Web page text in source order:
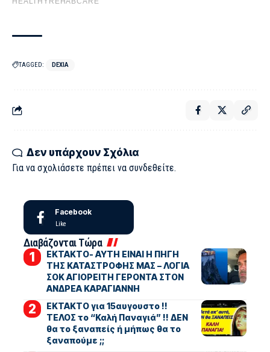
TAGGED: DEXIA
Δεν υπάρχουν Σχόλια
Για να σχολιάσετε πρέπει να συνδεθείτε.
Facebook
Like
Διαβάζονται Τώρα
ΕΚΤΑΚΤΟ- ΑΥΤΗ ΕΙΝΑΙ Η ΠΗΓΗ
ΤΗΣ ΚΑΤΑΣΤΡΟΦΗΣ ΜΑΣ – ΛΟΓΙΑ
ΣΟΚ ΑΓΙΟΡΕΙΤΗ ΓΕΡΟΝΤΑ ΣΤΟΝ
ΑΝΔΡΕΑ ΚΑΡΑΓΙΑΝΝΗ
ΕΚΤΑΚΤΟ για 15αυγουστο !!
ΤΕΛΟΣ το “Καλή Παναγιά” !! ΔΕΝ
θα το ξαναπείς ή μήπως θα το
ξαναπούμε ;;